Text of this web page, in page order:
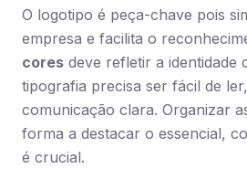
O logotipo é peça-chave pois
empresa e facilita o
cores deve refletir a identidade
tipografia precisa ser fácil de
comunicação clara. Organizar
forma a destacar o essencial,
é crucial.